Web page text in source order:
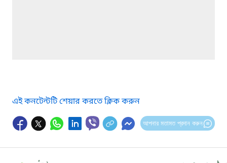
এই কনটেন্টটি শেয়ার করতে ক্লিক করুন
আপনার মতামত প্রদান করুন